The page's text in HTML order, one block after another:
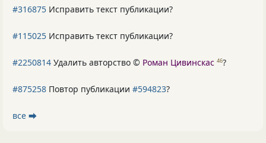
#316875 Исправить текст публикации?
#115025 Исправить текст публикации?
#2250814 Удалить авторство © Роман Цивинскас 46?
#875258 Повтор публикации #594823?
все ⮕